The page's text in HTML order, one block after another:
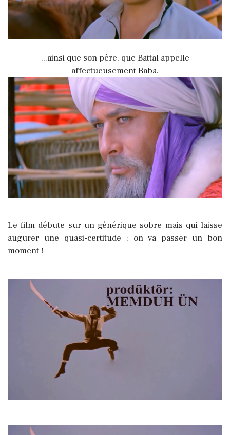
...ainsi que son père, que Battal appelle
affectueusement Baba.
Le film débute sur un générique sobre mais qui laisse
augurer une quasi-certitude : on va passer un bon
moment !